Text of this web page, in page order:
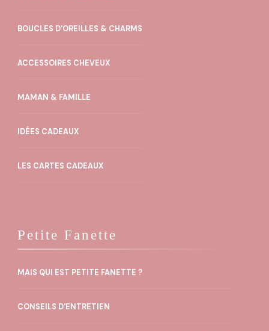
BOUCLES D'OREILLES & CHARMS
ACCESSOIRES CHEVEUX
MAMAN & FAMILLE
IDÉES CADEAUX
LES CARTES CADEAUX
Petite Fanette
MAIS QUI EST PETITE FANETTE ?
CONSEILS D'ENTRETIEN